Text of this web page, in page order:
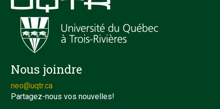
Nous joindre
neo@uqtr.ca
Partagez-nous vos nouvelles!